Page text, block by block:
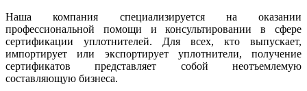
Наша компания специализируется на оказании
профессиональной помощи и консультировании в сфере
сертификации уплотнителей. Для всех, кто выпускает,
импортирует или экспортирует уплотнители, получение
сертификатов представляет собой неотъемлемую
составляющую бизнеса.